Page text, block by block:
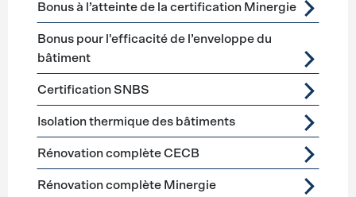
Bonus à l’atteinte de la certification Minergie
Bonus pour l'efficacité de l’enveloppe du
bâtiment
Certification SNBS
Isolation thermique des bâtiments
Rénovation complète CECB
Rénovation complète Minergie